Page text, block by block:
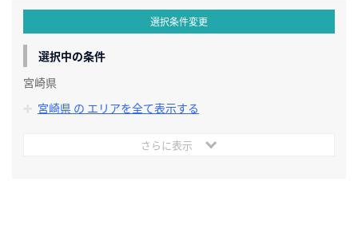
選択条件変更
選択中の条件
宮崎県
宮崎県 の エリアを全て表示する
さらに表示